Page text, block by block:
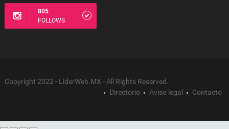
805
FOLLOWS
Copyright 2022 - LiderWeb.MX - All Rights Reserved.
Directorio
Aviso legal Contacto